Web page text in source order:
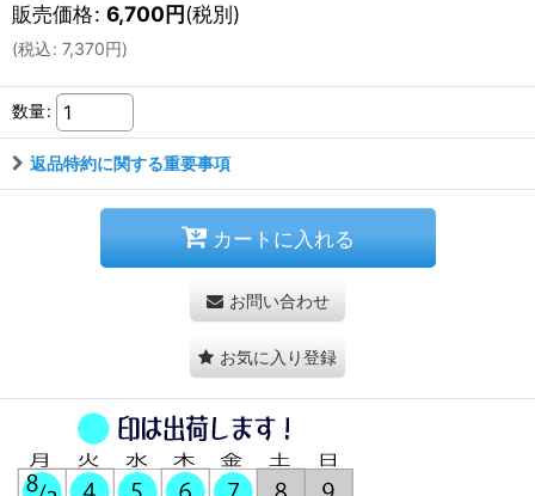
販売価格: 6,700円(税別)
(税込: 7,370円)
数量:
返品特約に関する重要事項
カートに入れる
お問い合わせ
お気に入り登録